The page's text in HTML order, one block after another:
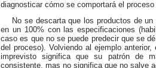
diagnosticar cómo se comportará el
No se descarta que los productos de
en un 100% con las especificaciones
caso es que no se puede predecir que se
del proceso). Volviendo al ejemplo
imprevisto significa que su patrón de
consistente, mas no significa que no salve